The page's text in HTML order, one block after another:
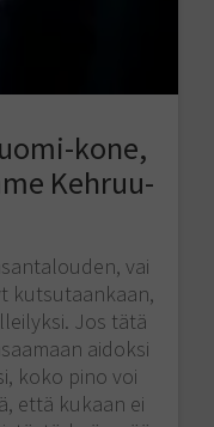
kone,
Kehruu-
vai
kutsutaankaan,
Jos tätä
aidoksi
koko pino voi
että kukaan ei